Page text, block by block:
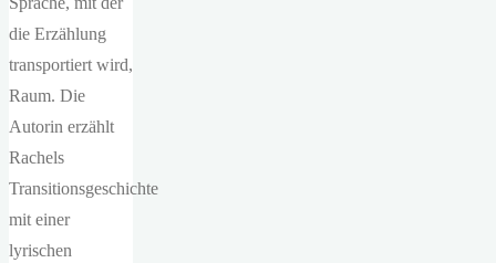
die Erzählung
transportiert wird,
Raum. Die
Autorin erzählt
Rachels
Transitionsgeschichte
mit einer
lyrischen